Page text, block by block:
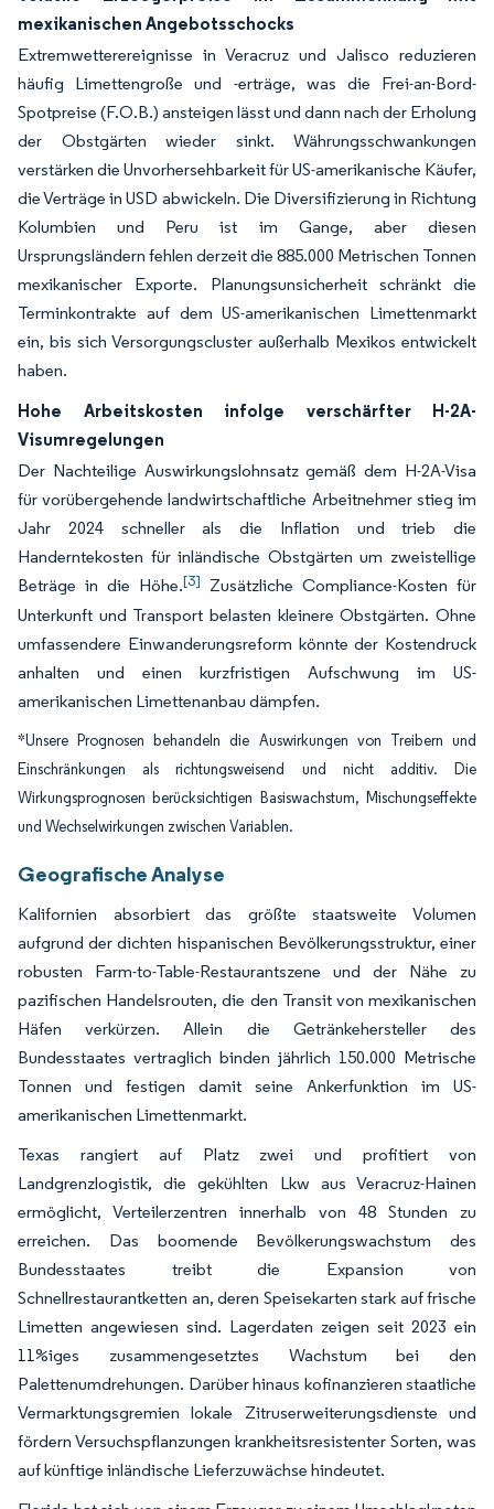
mexikanischen Angebotsschocks
Extremwetterereignisse in Veracruz und Jalisco reduzieren
häufig Limettengroße und -erträge, was die Frei-an-Bord-
Spotpreise (F.O.B.) ansteigen lässt und dann nach der Erholung
der Obstgärten wieder sinkt. Währungsschwankungen
verstärken die Unvorhersehbarkeit für US-amerikanische Käufer,
die Verträge in USD abwickeln. Die Diversifizierung in Richtung
Kolumbien und Peru ist im Gange, aber diesen
Ursprungsländern fehlen derzeit die 885.000 Metrischen Tonnen
mexikanischer Exporte. Planungsunsicherheit schränkt die
Terminkontrakte auf dem US-amerikanischen Limettenmarkt
ein, bis sich Versorgungscluster außerhalb Mexikos entwickelt
haben.
Hohe Arbeitskosten infolge verschärfter H-2A-
Visumregelungen
Der Nachteilige Auswirkungslohnsatz gemäß dem H-2A-Visa
für vorübergehende landwirtschaftliche Arbeitnehmer stieg im
Jahr 2024 schneller als die Inflation und trieb die
Handerntekosten für inländische Obstgärten um zweistellige
Beträge in die Höhe.[3] Zusätzliche Compliance-Kosten für
Unterkunft und Transport belasten kleinere Obstgärten. Ohne
umfassendere Einwanderungsreform könnte der Kostendruck
anhalten und einen kurzfristigen Aufschwung im US-
amerikanischen Limettenanbau dämpfen.
*Unsere Prognosen behandeln die Auswirkungen von Treibern und
Einschränkungen als richtungsweisend und nicht additiv. Die
Wirkungsprognosen berücksichtigen Basiswachstum, Mischungseffekte
und Wechselwirkungen zwischen Variablen.
Geografische Analyse
Kalifornien absorbiert das größte staatsweite Volumen
aufgrund der dichten hispanischen Bevölkerungsstruktur, einer
robusten Farm-to-Table-Restaurantszene und der Nähe zu
pazifischen Handelsrouten, die den Transit von mexikanischen
Häfen verkürzen. Allein die Getränkehersteller des
Bundesstaates vertraglich binden jährlich 150.000 Metrische
Tonnen und festigen damit seine Ankerfunktion im US-
amerikanischen Limettenmarkt.
Texas rangiert auf Platz zwei und profitiert von
Landgrenzlogistik, die gekühlten Lkw aus Veracruz-Hainen
ermöglicht, Verteilerzentren innerhalb von 48 Stunden zu
erreichen. Das boomende Bevölkerungswachstum des
Bundesstaates treibt die Expansion von
Schnellrestaurantketten an, deren Speisekarten stark auf frische
Limetten angewiesen sind. Lagerdaten zeigen seit 2023 ein
11%iges zusammengesetztes Wachstum bei den
Palettenumdrehungen. Darüber hinaus kofinanzieren staatliche
Vermarktungsgremien lokale Zitruserweiterungsdienste und
fördern Versuchspflanzungen krankheitsresistenter Sorten, was
auf künftige inländische Lieferzuwächse hindeutet.